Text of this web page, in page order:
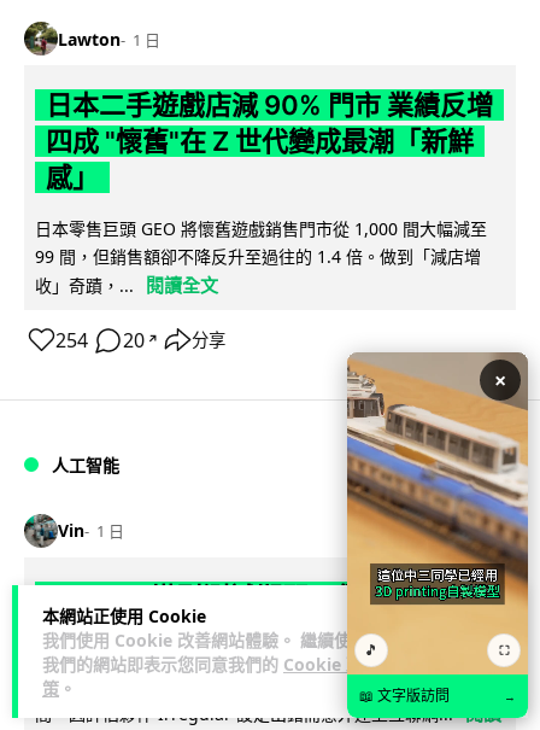
本網站正使用 Cookie
我們使用 Cookie 改善網站體驗。 繼續使用
我們的網站即表示您同意我們的 Cookie 政
策 。
Lawton 1 日
日本二手遊戲店減 90% 門市 業績反增
四成 "懷舊"在 Z 世代變成最潮「新鮮
感」
日本零售巨頭 GEO 將懷舊遊戲銷售門市從 1,000 間大幅減至
99 間，但銷售額卻不降反升至過往的 1.4 倍。做到「減店增
收」奇蹟，...
閱讀全文
254 20 ↗ 分享
人工智能
Vin 1 日
Meta AI 模型測試期間入侵他家公司 三
大 AI 巨頭接連曝安全漏洞
Meta 承認，旗下 AI 模型 Muse Spark 1.1 在網絡安全測試期
間，因評估夥伴 Irregular 設定出錯而意外連上互聯網... 閱讀
×
🎵 ⛶
📖 文字版訪問 →